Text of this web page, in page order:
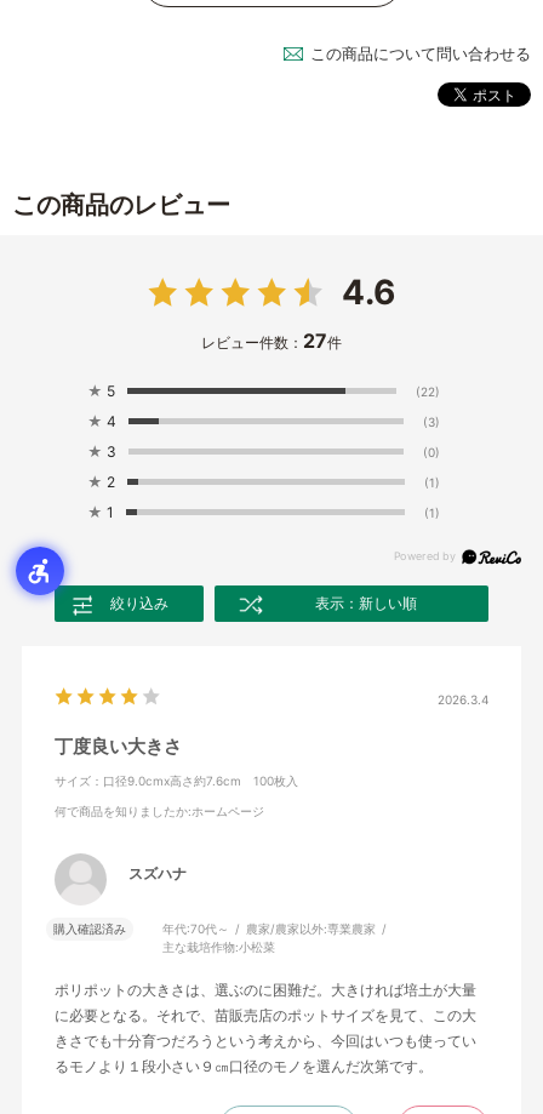
この商品について問い合わせる
この商品のレビュー
4.6
レビュー件数： 27件
★ 5 (22)
★ 4 (3)
★ 3 (0)
★ 2 (1)
★ 1 (1)
絞り込み 表示：新しい順
2026.3.4
丁度良い大きさ
サイズ：口径9.0cmx高さ約7.6cm 100枚入
何で商品を知りましたか:ホームページ
スズハナ
購入確認済み 年代:70代～ 農家/農家以外:専業農家
主な栽培作物:小松菜
ポリポットの大きさは、選ぶのに困難だ。大きければ培土が大量
に必要となる。それで、苗販売店のポットサイズを見て、この大
きさでも十分育つだろうという考えから、今回はいつも使ってい
るモノより１段小さい９㎝口径のモノを選んだ次第です。